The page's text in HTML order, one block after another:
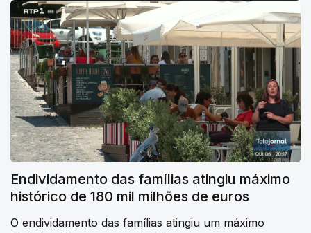
Endividamento das famílias atingiu máximo
histórico de 180 mil milhões de euros
O endividamento das famílias atingiu um máximo